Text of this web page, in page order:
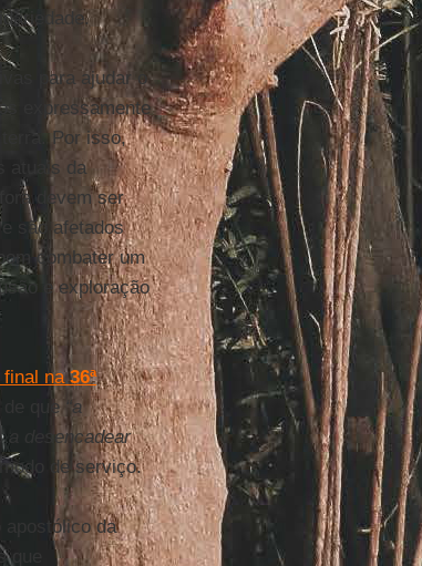
para ajudar o
expressamente
Por isso,
atuais da
devem ser
são afetados
combater um
e exploração
final na36ª
de que“a
a desencadear
de serviço.
da